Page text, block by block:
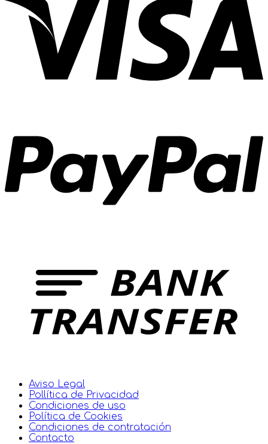
Aviso Legal
Pollítica de Privacidad
Condiciones de uso
Política de Cookies
Condiciones de contratación
Contacto